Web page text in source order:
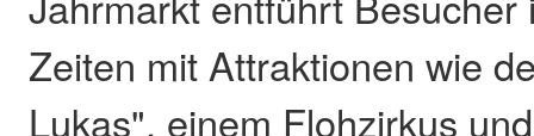
Zeiten mit Attraktionen wie
Lukas", einem Flohzirkus